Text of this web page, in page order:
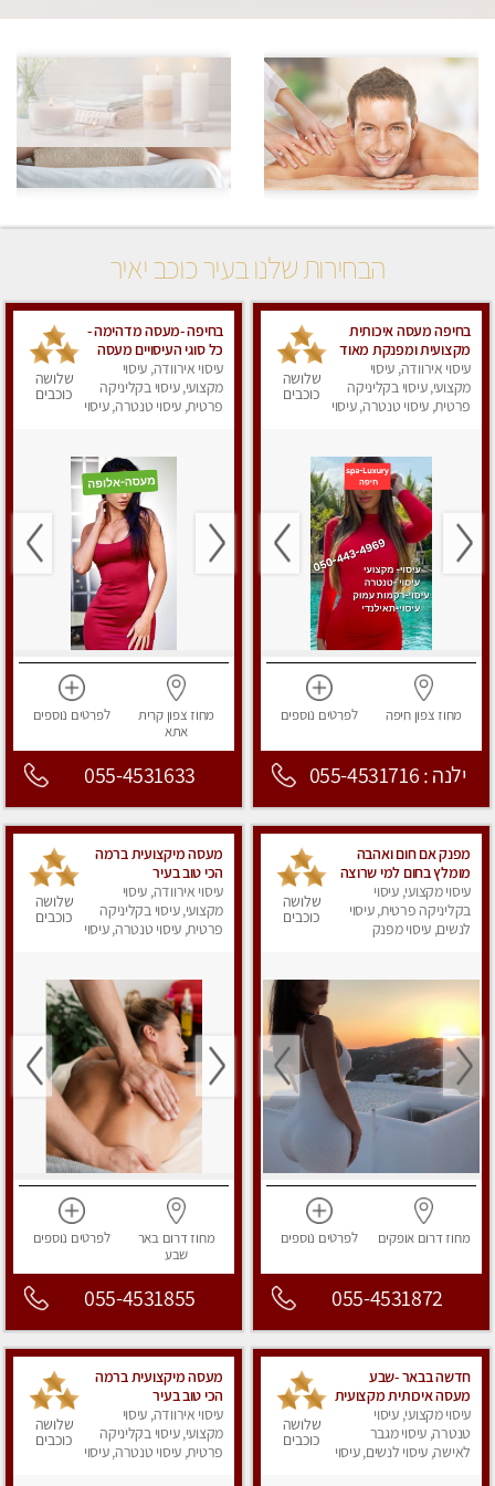
הבחירות שלנו בעיר כוכב יאיר
בחיפה מעסה איכותית
מקצועית ומפנקת מאוד
עיסוי אירוודה, עיסוי
מקצועי, עיסוי בקליניקה
פרטית, עיסוי טנטרה, עיסוי
שלושה
כוכבים
מחוז צפוןחיפה לפרטים נוספים
ילנה : 055-4531716
בחיפה -מעסה מדהימה -
כל סוגי העיסויים מעסה
מקצועית ואיכותית
פרטי!!! מוזמן לחוויה
בלתי נשכחת!!
עיסוי אירוודה, עיסוי
מקצועי, עיסוי בקליניקה
פרטית, עיסוי טנטרה, עיסוי
שלושה
כוכבים
מחוז צפוןקרית
אתא
לפרטים נוספים
055-4531633
מפנק אם חום ואהבה
מומלץ בחום למי שרוצה
להירגע- מומלץ לחלוטין!
פרטי!
עיסוי מקצועי, עיסוי
בקליניקה פרטית, עיסוי
לנשים, עיסוי מפנק
שלושה
כוכבים
מחוז דרום אופקים לפרטים נוספים
055-4531872
מעסה מיקצועית ברמה
הכי טוב בעיר
עיסוי אירוודה, עיסוי
מקצועי, עיסוי בקליניקה
פרטית, עיסוי טנטרה, עיסוי
שלושה
כוכבים
מחוז דרום באר
שבע
לפרטים נוספים
055-4531855
חדשה בבאר -שבע
מעסה איכותית מקצועית
ומפנקת
עיסוי מקצועי, עיסוי
טנטרה, עיסוי מגבר
לאישה, עיסוי לנשים, עיסוי
שלושה
כוכבים
מעסה מיקצועית ברמה
הכי טוב בעיר
עיסוי אירוודה, עיסוי
מקצועי, עיסוי בקליניקה
פרטית, עיסוי טנטרה, עיסוי
שלושה
כוכבים